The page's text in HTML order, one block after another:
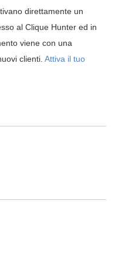
direttamente un
al Clique Hunter ed in
viene con una
clienti. Attiva il tuo